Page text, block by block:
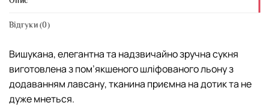
Відгуки (0)
Вишукана, елегантна та надзвичайно зручна сукня
виготовлена з пом’якшеного шліфованого льону з
додаванням лавсану, тканина приємна на дотик та не
дуже мнеться.